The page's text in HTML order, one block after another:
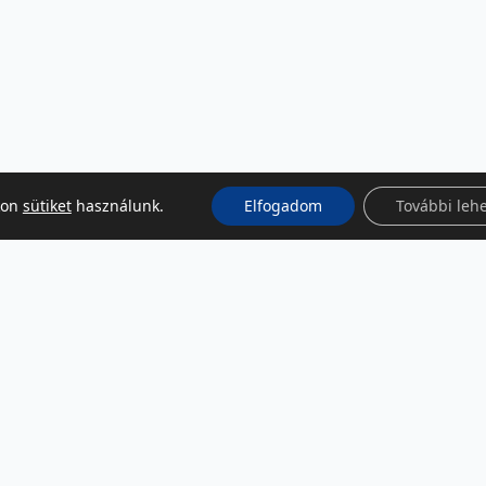
sütikethasználunk. Elfogadom További